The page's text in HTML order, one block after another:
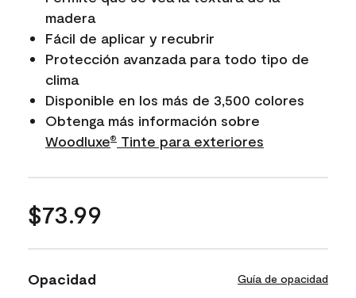
madera
Fácil de aplicar y recubrir
Protección avanzada para todo tipo de
clima
Disponible en los más de 3,500 colores
Obtenga más información sobre
Woodluxe​​​​​​​® Tinte para exteriores
$73.99
Opacidad Guía de opacidad